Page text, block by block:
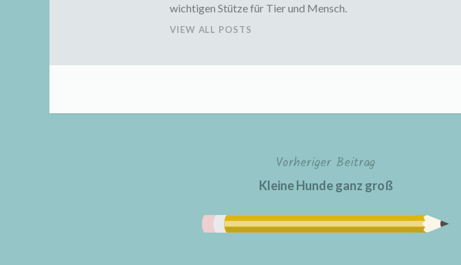
wichtigen Stütze für Tier und Mensch.
VIEW ALL POSTS
Vorheriger Beitrag
Kleine Hunde ganz groß